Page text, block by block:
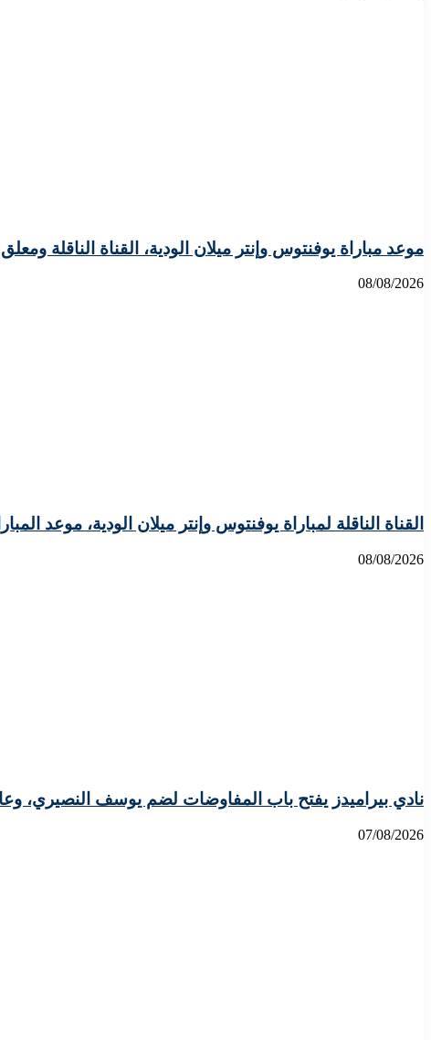
موعد مباراة يوفنتوس وإنتر ميلان الودية، القناة الناقلة ومعلق
08/08/2026
القناة الناقلة لمباراة يوفنتوس وإنتر ميلان الودية، موعد
08/08/2026
نادي بيراميدز يفتح باب المفاوضات لضم يوسف النصيري،
07/08/2026